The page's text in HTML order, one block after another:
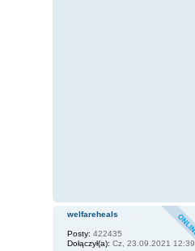
welfareheals
Posty: 422435
Dołączył(a): Cz, 23.09.2021 12:39